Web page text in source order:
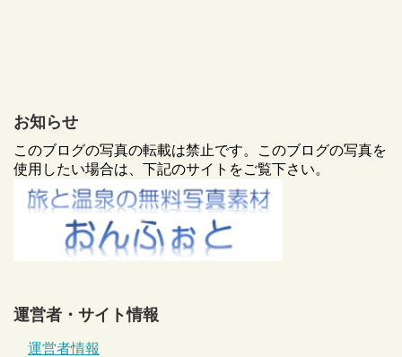
お知らせ
このブログの写真の転載は禁止です。このブログの写真を
使用したい場合は、下記のサイトをご覧下さい。
運営者・サイト情報
運営者情報